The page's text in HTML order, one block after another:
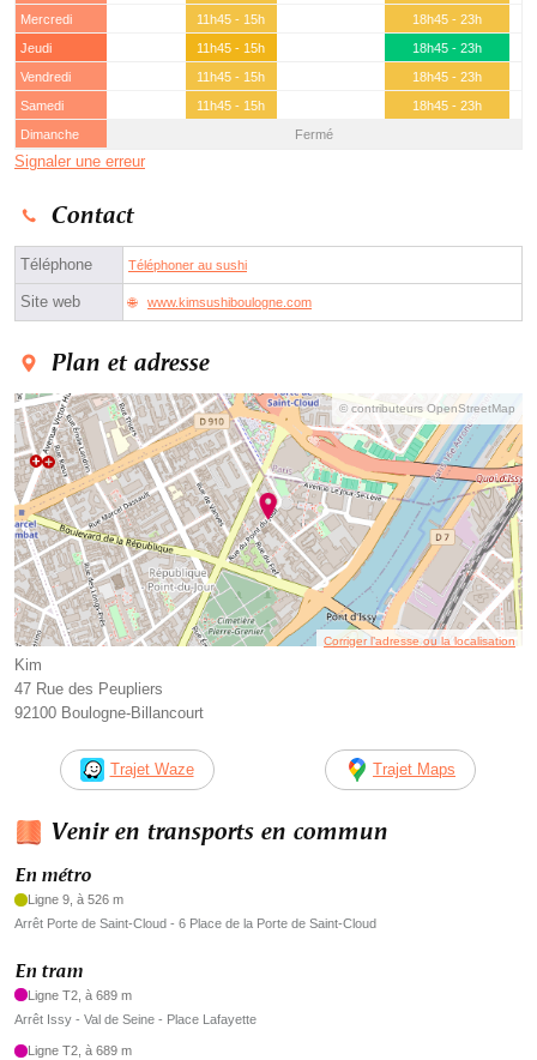
Mercredi
11h45 - 15h
18h45 - 23h
Jeudi
11h45 - 15h
18h45 - 23h
Vendredi
11h45 - 15h
18h45 - 23h
Samedi
11h45 - 15h
18h45 - 23h
Dimanche
Fermé
Signaler une erreur
Contact
Téléphone Téléphoner au sushi
Site web www.kimsushiboulogne.com
Plan et adresse
© contributeurs OpenStreetMap
Corriger l’adresse ou la localisation
Kim
47 Rue des Peupliers
92100 Boulogne-Billancourt
Trajet Waze Trajet Maps
Venir en transports en commun
En métro
Ligne 9, à 526 m
Arrêt Porte de Saint-Cloud - 6 Place de la Porte de Saint-Cloud
En tram
Ligne T2, à 689 m
Arrêt Issy - Val de Seine - Place Lafayette
Ligne T2, à 689 m